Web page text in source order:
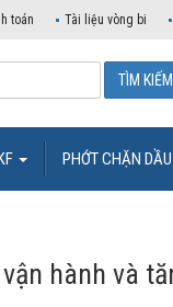
toán Tài liệu vòng bi
PHỚT CHẶN
hành và